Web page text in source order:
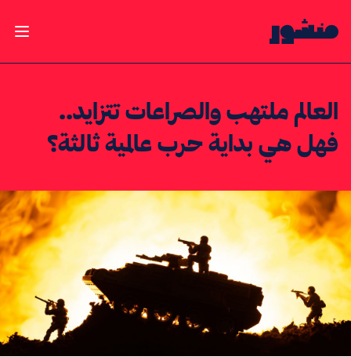
الصفحة الرئيسية
فتح
العالم ملتهب والصراعات تتزايد..
فهل هي بداية حرب عالمية ثالثة؟